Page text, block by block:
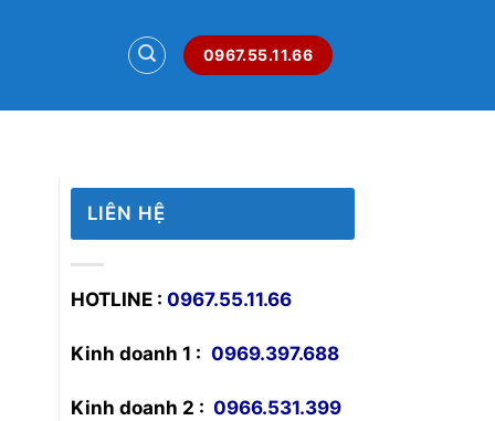
0967.55.11.66
LIÊN HỆ
HOTLINE : 0967.55.11.66
Kinh doanh 1 : 0969.397.688
Kinh doanh 2 : 0966.531.399